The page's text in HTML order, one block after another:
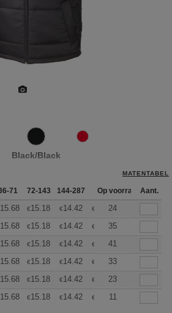
Black/Black
MATENTABEL
71 72-143 144-287 288 + Meer
Op voorraadAant.
15.68 €15.18 €14.42 € 14.04
24
15.68 €15.18 €14.42 € 14.04
35
15.68 €15.18 €14.42 € 14.04
41
15.68 €15.18 €14.42 € 14.04
33
15.68 €15.18 €14.42 € 14.04
23
15.68 €15.18 €14.42 € 14.04
11